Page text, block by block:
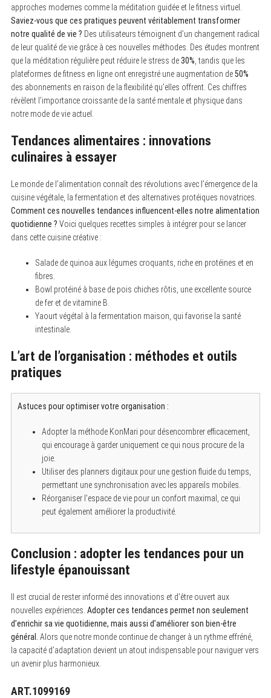
approches modernes comme la méditation guidée et le fitness virtuel.
Saviez-vous que ces pratiques peuvent véritablement transformer
notre qualité de vie ? Des utilisateurs témoignent d’un changement radical
de leur qualité de vie grâce à ces nouvelles méthodes. Des études montrent
que la méditation régulière peut réduire le stress de30% , tandis que les
plateformes de fitness en ligne ont enregistré une augmentation de50%
des abonnements en raison de la flexibilité qu’elles offrent. Ces chiffres
révèlent l’importance croissante de la santé mentale et physique dans
notre mode de vie actuel.
Tendances alimentaires : innovations
culinaires à essayer
Le monde de l’alimentation connaît des révolutions avec l’émergence de la
cuisine végétale, la fermentation et des alternatives protéiques novatrices.
Comment ces nouvelles tendances influencent-elles notre alimentation
quotidienne ? Voici quelques recettes simples à intégrer pour se lancer
dans cette cuisine créative :
Salade de quinoa aux légumes croquants, riche en protéines et en
fibres.
Bowl protéiné à base de pois chiches rôtis, une excellente source
de fer et de vitamine B.
Yaourt végétal à la fermentation maison, qui favorise la santé
intestinale.
L’art de l’organisation : méthodes et outils
pratiques
Astuces pour optimiser votre organisation :
Adopter la méthode KonMari pour désencombrer efficacement,
qui encourage à garder uniquement ce qui nous procure de la
joie.
Utiliser des planners digitaux pour une gestion fluide du temps,
permettant une synchronisation avec les appareils mobiles.
Réorganiser l’espace de vie pour un confort maximal, ce qui
peut également améliorer la productivité.
Conclusion : adopter les tendances pour un
lifestyle épanouissant
Il est crucial de rester informé des innovations et d’être ouvert aux
nouvelles expériences. Adopter ces tendances permet non seulement
d’enrichir sa vie quotidienne, mais aussi d’améliorer son bien-être
général.
Alors que notre monde continue de changer à un rythme effréné,
la capacité d’adaptation devient un atout indispensable pour naviguer vers
un avenir plus harmonieux.
ART.1099169